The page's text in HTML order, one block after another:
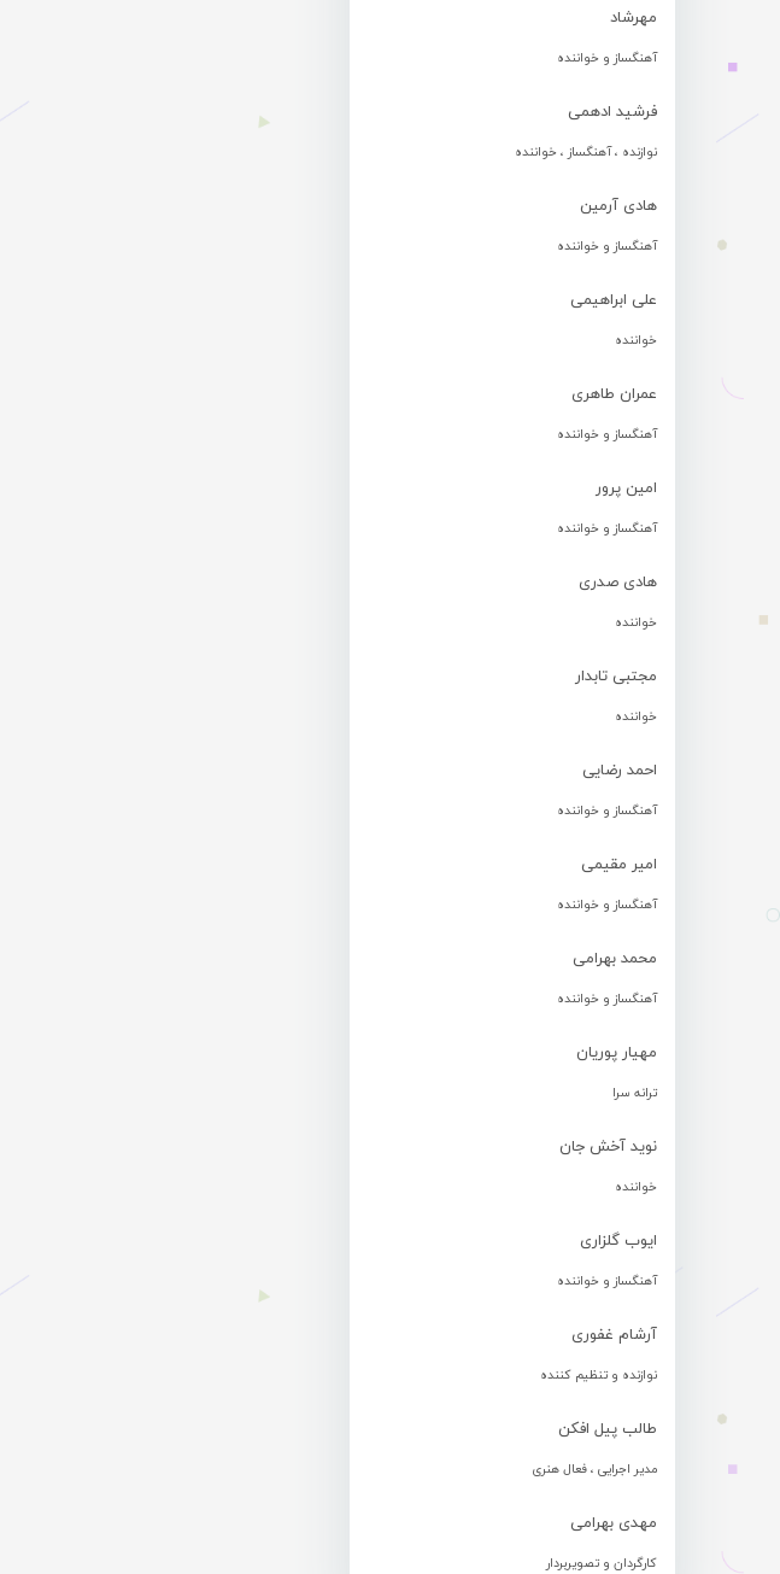
مهرشاد
آهنگساز و خواننده
فرشید ادهمی
نوازنده ، آهنگساز ، خواننده
هادی آرمین
آهنگساز و خواننده
علی ابراهیمی
خواننده
عمران طاهری
آهنگساز و خواننده
امین پرور
آهنگساز و خواننده
هادی صدری
خواننده
مجتبی تابدار
خواننده
احمد رضایی
آهنگساز و خواننده
امیر مقیمی
آهنگساز و خواننده
محمد بهرامی
آهنگساز و خواننده
مهیار پوریان
ترانه سرا
نوید آخش جان
خواننده
ایوب گلزاری
آهنگساز و خواننده
آرشام غفوری
نوازنده و تنظیم کننده
طالب پیل افکن
مدیر اجرایی ، فعال هنری
مهدی بهرامی
کارگردان و تصویربردار